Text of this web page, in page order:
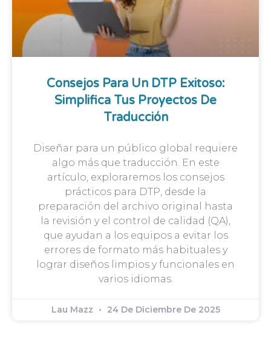
Consejos Para Un DTP Exitoso:
Simplifica Tus Proyectos De
Traducción
Diseñar para un público global requiere
algo más que traducción. En este
artículo, exploraremos los consejos
prácticos para DTP, desde la
preparación del archivo original hasta
la revisión y el control de calidad (QA),
que ayudan a los equipos a evitar los
errores de formato más habituales y
lograr diseños limpios y funcionales en
varios idiomas.
Lau Mazz 24 De Diciembre De 2025